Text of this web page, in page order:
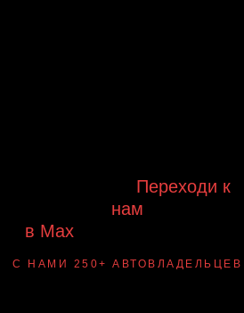
Переходи к
нам
в Max
С НАМИ 250+ АВТОВЛАДЕЛЬЦЕВ